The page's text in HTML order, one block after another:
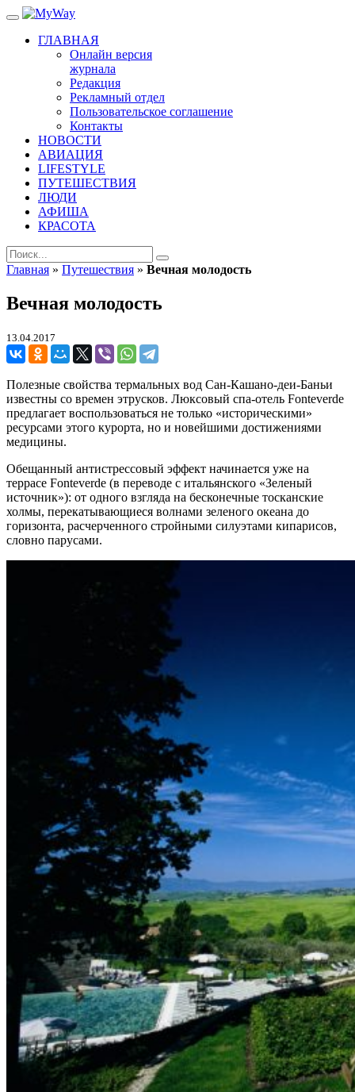
ГЛАВНАЯ
Онлайн версия
журнала
Редакция
Рекламный отдел
Пользовательское соглашение
Контакты
НОВОСТИ
АВИАЦИЯ
LIFESTYLE
ПУТЕШЕСТВИЯ
ЛЮДИ
АФИША
КРАСОТА
Главная » Путешествия » Вечная молодость
Вечная молодость
13.04.2017
Полезные свойства термальных вод Сан-Кашано-деи-Баньи
известны со времен этрусков. Люксовый спа-отель Fonteverde
предлагает воспользоваться не только «историческими»
ресурсами этого курорта, но и новейшими достижениями
медицины.
Обещанный антистрессовый эффект начинается уже на
террасе Fonteverde (в переводе с итальянского «Зеленый
источник»): от одного взгляда на бесконечные тосканские
холмы, перекатывающиеся волнами зеленого океана до
горизонта, расчерченного стройными силуэтами кипарисов,
словно парусами.